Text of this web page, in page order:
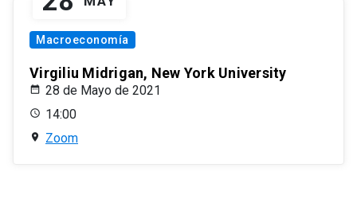
Macroeconomía
Virgiliu Midrigan, New York University
28 de Mayo de 2021
14:00
Zoom